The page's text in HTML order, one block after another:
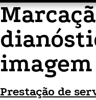
imagem
Prestação de